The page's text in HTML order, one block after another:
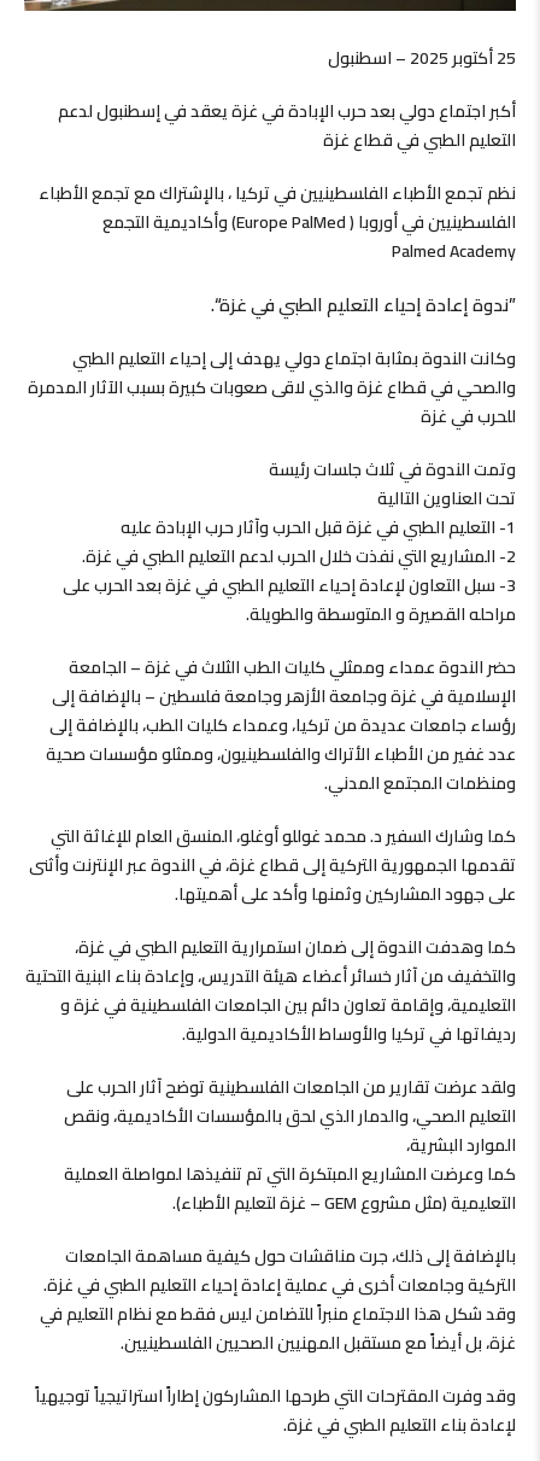
25 أكتوبر 2025 – اسطنبول
أكبر اجتماع دولي بعد حرب الإبادة في غزة يعقد في إسطنبول لدعم
التعليم الطبي في قطاع غزة
نظم تجمع الأطباء الفلسطينيين في تركيا ، بالإشتراك مع تجمع الأطباء
الفلسطينيين في أوروبا ( Europe PalMed) وأكاديمية التجمع
Palmed Academy
”ندوة إعادة إحياء التعليم الطبي في غزة“.
وكانت الندوة بمثابة اجتماع دولي يهدف إلى إحياء التعليم الطبي
والصحي في قطاع غزة والذي لاقى صعوبات كبيرة بسبب الآثار المدمرة
للحرب في غزة
وتمت الندوة في ثلاث جلسات رئيسة
تحت العناوين التالية
1- التعليم الطبي في غزة قبل الحرب وآثار حرب الإبادة عليه
2- المشاريع التي نفذت خلال الحرب لدعم التعليم الطبي في غزة.
3- سبل التعاون لإعادة إحياء التعليم الطبي في غزة بعد الحرب على
مراحله القصيرة و المتوسطة والطويلة.
حضر الندوة عمداء وممثلي كليات الطب الثلاث في غزة – الجامعة
الإسلامية في غزة وجامعة الأزهر وجامعة فلسطين – بالإضافة إلى
رؤساء جامعات عديدة من تركيا، وعمداء كليات الطب، بالإضافة إلى
عدد غفير من الأطباء الأتراك والفلسطينيون، وممثلو مؤسسات صحية
ومنظمات المجتمع المدني.
كما وشارك السفير د. محمد غوللو أوغلو، المنسق العام للإغاثة التي
تقدمها الجمهورية التركية إلى قطاع غزة، في الندوة عبر الإنترنت وأثنى
على جهود المشاركين وثمنها وأكد على أهميتها.
كما وهدفت الندوة إلى ضمان استمرارية التعليم الطبي في غزة،
والتخفيف من آثار خسائر أعضاء هيئة التدريس، وإعادة بناء البنية التحتية
التعليمية، وإقامة تعاون دائم بين الجامعات الفلسطينية في غزة و
رديفاتها في تركيا والأوساط الأكاديمية الدولية.
ولقد عرضت تقارير من الجامعات الفلسطينية توضح آثار الحرب على
التعليم الصحي، والدمار الذي لحق بالمؤسسات الأكاديمية، ونقص
الموارد البشرية،
كما وعرضت المشاريع المبتكرة التي تم تنفيذها لمواصلة العملية
التعليمية (مثل مشروع GEM – غزة لتعليم الأطباء).
بالإضافة إلى ذلك، جرت مناقشات حول كيفية مساهمة الجامعات
التركية وجامعات أخرى في عملية إعادة إحياء التعليم الطبي في غزة.
وقد شكل هذا الاجتماع منبراً للتضامن ليس فقط مع نظام التعليم في
غزة، بل أيضاً مع مستقبل المهنيين الصحيين الفلسطينيين.
وقد وفرت المقترحات التي طرحها المشاركون إطاراً استراتيجياً توجيهياً
لإعادة بناء التعليم الطبي في غزة.